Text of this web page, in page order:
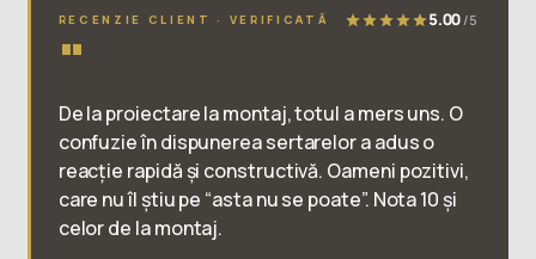
RECENZIE CLIENT · VERIFICATĂ 5.00 /5
"
De la proiectare la montaj, totul a mers uns. O
confuzie în dispunerea sertarelor a adus o
reacție rapidă și constructivă. Oameni pozitivi,
care nu îl știu pe “asta nu se poate”. Nota 10 și
celor de la montaj.